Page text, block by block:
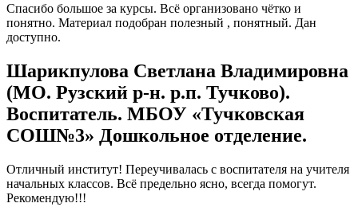
Спасибо большое за курсы. Всё организовано чётко и
понятно. Материал подобран полезный , понятный. Дан
доступно.
Шарикпулова Светлана Владимировна
(МО. Рузский р-н. р.п. Тучково).
Воспитатель. МБОУ «Тучковская
СОШ№3» Дошкольное отделение.
Отличный институт! Переучивалась с воспитателя на учителя
начальных классов. Всё предельно ясно, всегда помогут.
Рекомендую!!!